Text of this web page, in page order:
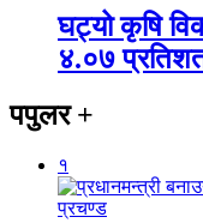
घट्यो कृषि
४.०७
पपुलर+
१